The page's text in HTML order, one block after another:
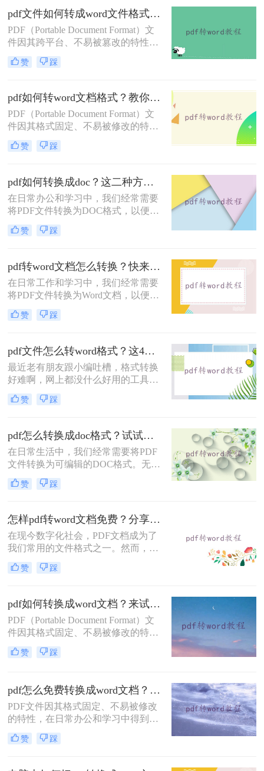
方法。
pdf文件如何转成word文件格式？来学习这2种转换方法！
PDF（Portable Document Format）文
件因其跨平台、不易被篡改的特性，
广泛应用于文件传输和存储。然而，
有时我们需要将PDF文件转换为Word
新排版。那么pdf文件如何转成word文
件格式呢？本文将介绍两种将PDF转
换为Word文件格式的方法。
赞 踩
pdf如何转word文档格式？教你三种好用的转换方法！
PDF（Portable Document Format）文
件因其格式固定、不易被修改的特
点，广泛应用于各种文档传输和存储
场景。然而，有时我们需要将PDF文
便进行修改、编辑或重新排版。那么
pdf如何转word文档格式呢？本文将介
绍三种将PDF转换为Word文档格式的
方法。
赞 踩
pdf如何转换成doc？这二种方法轻易转换！
在日常办公和学习中，我们经常需要
将PDF文件转换为DOC格式，以便于
编辑和修改。那么pdf如何转换成doc
呢？本文将介绍两种常用的PDF转
DOC的转换。
赞 踩
pdf转word文档怎么转换？快来试试这三种实用方法！
在日常工作和学习中，我们经常需要
将PDF文件转换为Word文档，以便进
行编辑和修改。那么pdf转word文档怎
么转换呢？本文将介绍三种常用的
赞 踩
pdf文件怎么转word格式？这4个方法让你轻松搞定！
最近老有朋友跟小编吐槽，格式转换
好难啊，网上都没什么好用的工具，
想要将一份PDF格式的文档转换成
Word文档，但是试过很多软件了，转
排版格式都乱了，文字也有出错的。
有没有好一点的pdf文件怎么转word格
式软件呢？好软件当然是有的，就看
你有没有这个运气遇到了。给大家介
绍一下转转大师PDF转换器，不管是
在线转换格式还是客户端转换格式，
赞 踩
pdf怎么转换成doc格式？试试这三种常见转换方法！
在日常生活中，我们经常需要将PDF
文件转换为可编辑的DOC格式。无论
是为了修改内容、复制文本还是进行
格式调整，掌握PDF转DOC的方法都
doc格式呢？本文将介绍三种常见的
PDF转DOC的方法。
赞 踩
怎样pdf转word文档免费？分享三种简单易学的转换方法！
在现今数字化社会，PDF文档成为了
我们常用的文件格式之一。然而，有
时我们需要对PDF文档进行编辑或修
订，这时候将其转换为Word文档就尤
具，但它们大多需要付费才能使用。
那么，怎样pdf转word文档免费呢？在
本文中，将向您详细介绍几种免费转
换方法。
赞 踩
pdf如何转换成word文档？来试试这二个转换方法！
PDF（Portable Document Format）文
件因其格式固定、不易被修改的特
点，在日常工作和学习中得到了广泛
应用。然而，在某些情况下，我们可
word文档呢？本文将介绍两种将PDF
转换成Word文档的方法。
赞 踩
pdf怎么免费转换成word文档？这三个方法教你轻松搞定！
PDF文件因其格式固定、不易被修改
的特性，在日常办公和学习中得到了
广泛应用。然而，有时我们需要对
PDF文件内容进行编辑或修改，这就
文档。那么pdf怎么免费转换成word文
赞 踩